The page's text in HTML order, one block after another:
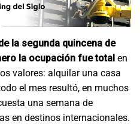
la segunda quincena de
la ocupación fue total en
valores: alquilar una casa
el mes resultó, en muchos
una semana de
en destinos internacionales.